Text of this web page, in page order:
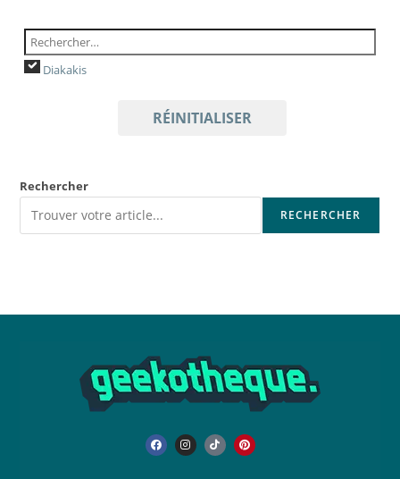
Lilo & Stitch
Stitch
Diakakis
RÉINITIALISER
Rechercher
RECHERCHER